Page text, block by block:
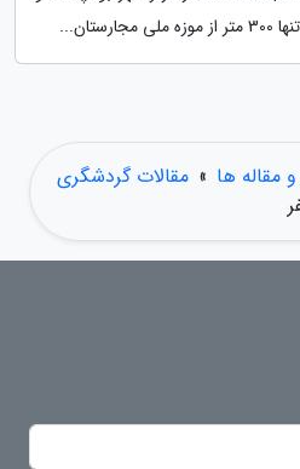
مقاله ها » مقالات گردشگری